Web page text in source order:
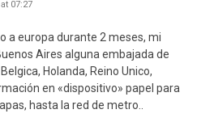
07:27
a europa durante 2 meses, mi
Aires alguna embajada de
Holanda, Reino Unico,
en «dispositivo» papel para
hasta la red de metro..